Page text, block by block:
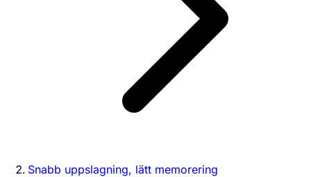
Snabb uppslagning, lätt memorering